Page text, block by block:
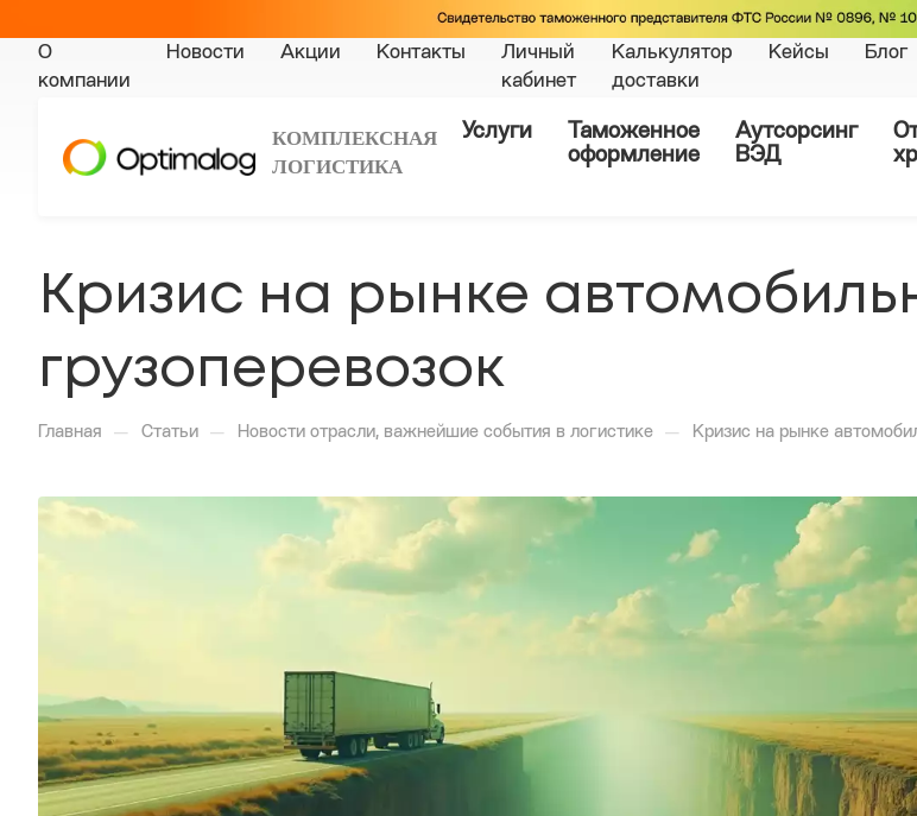
О
компании
Новости Акции Контакты
Личный
кабинет
Калькулятор
доставки
Кейсы Блог
КОМПЛЕКСНАЯ
ЛОГИСТИКА
Услуги
Таможенное
оформление
Аутсорсинг
ВЭД
Кризис на рынке
грузоперевозок
Главная — Статьи — Новости отрасли, важнейшие события в логистике — Кризис на рынке